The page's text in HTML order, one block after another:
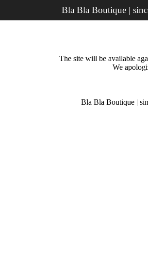
Bla Bla Boutique |
The site will be available
We
Bla Bla Boutique |